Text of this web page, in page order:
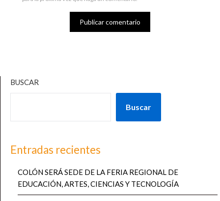
BUSCAR
Buscar
Entradas recientes
COLÓN SERÁ SEDE DE LA FERIA REGIONAL DE
EDUCACIÓN, ARTES, CIENCIAS Y TECNOLOGÍA